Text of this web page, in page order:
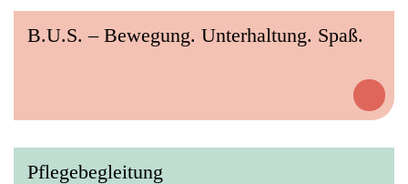
B.U.S. – Bewegung. Unterhaltung. Spaß.
Pflegebegleitung